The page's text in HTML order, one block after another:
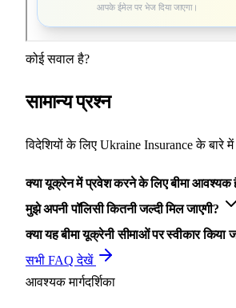
कोई सवाल है?
सामान्य प्रश्न
विदेशियों के लिए Ukraine Insurance के बारे में
क्या यूक्रेन में प्रवेश करने के लिए बीमा आवश्यक
मुझे अपनी पॉलिसी कितनी जल्दी मिल जाएगी?
क्या यह बीमा यूक्रेनी सीमाओं पर स्वीकार किया
सभी FAQ देखें
आवश्यक मार्गदर्शिका